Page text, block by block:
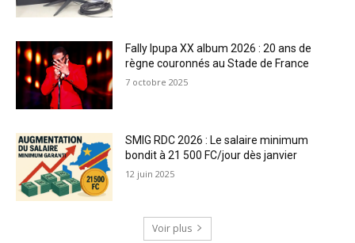
Fally Ipupa XX album 2026 : 20 ans de
règne couronnés au Stade de France
7 octobre 2025
SMIG RDC 2026 : Le salaire minimum
bondit à 21 500 FC/jour dès janvier
12 juin 2025
Voir plus